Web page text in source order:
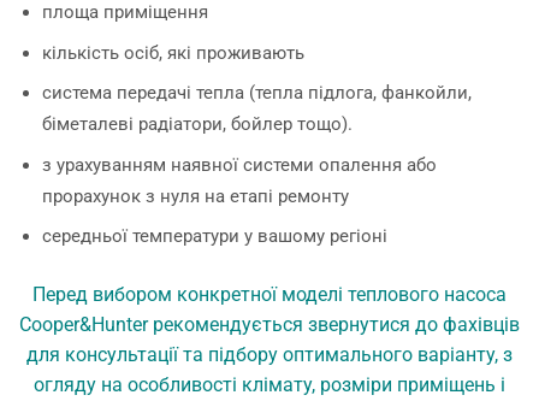
площа приміщення
кількість осіб, які проживають
система передачі тепла (тепла підлога, фанкойли,
біметалеві радіатори, бойлер тощо).
з урахуванням наявної системи опалення або
прорахунок з нуля на етапі ремонту
середньої температури у вашому регіоні
Перед вибором конкретної моделі теплового насоса
Cooper&Hunter рекомендується звернутися до фахівців
для консультації та підбору оптимального варіанту, з
огляду на особливості клімату, розміри приміщень і